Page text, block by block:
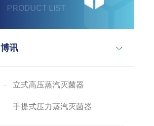
PRODUCT LIST
博讯
立式高压蒸汽灭菌器
手提式压力蒸汽灭菌器